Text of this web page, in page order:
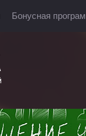
Бонусная